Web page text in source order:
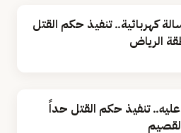
كهربائية.. تنفيذ حكم القتل
الرياض
تنفيذ حكم القتل حداً